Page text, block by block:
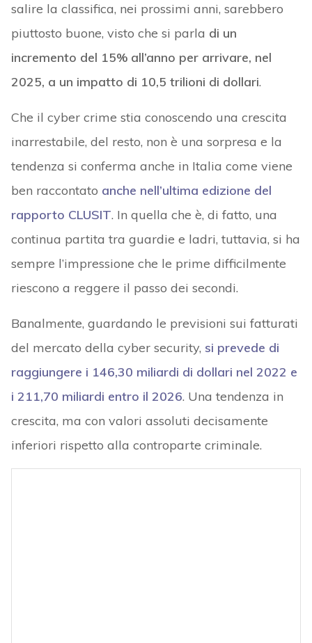
salire la classifica, nei prossimi anni, sarebbero
piuttosto buone, visto che si parla di un
incremento del 15% all’anno per arrivare, nel
2025, a un impatto di 10,5 trilioni di dollari.
Che il cyber crime stia conoscendo una crescita
inarrestabile, del resto, non è una sorpresa e la
tendenza si conferma anche in Italia come viene
ben raccontato anche nell’ultima edizione del
rapporto CLUSIT. In quella che è, di fatto, una
continua partita tra guardie e ladri, tuttavia, si ha
sempre l’impressione che le prime difficilmente
riescono a reggere il passo dei secondi.
Banalmente, guardando le previsioni sui fatturati
del mercato della cyber security, si prevede di
raggiungere i 146,30 miliardi di dollari nel 2022 e
i 211,70 miliardi entro il 2026. Una tendenza in
crescita, ma con valori assoluti decisamente
inferiori rispetto alla controparte criminale.